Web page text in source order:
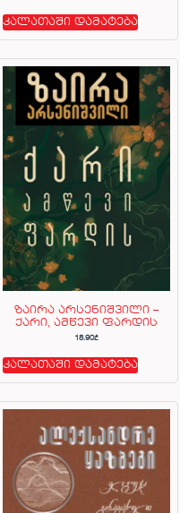
კალათაში დამატება
ზაირა არსენიშვილი –
ქარი, ამწევი ფარდის
18.90₾
კალათაში დამატება